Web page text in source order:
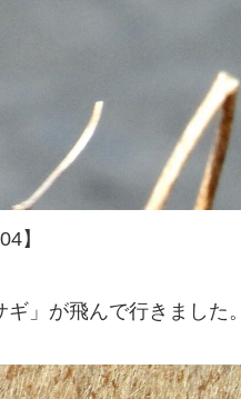
】
ギ」が飛んで行きました。